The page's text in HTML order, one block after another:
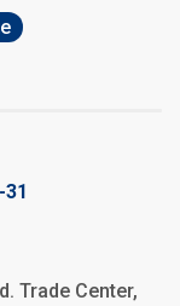
31
Trade Center,